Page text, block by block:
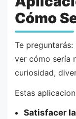
Cómo
Te preguntarás:
ver cómo sería
curiosidad,
Estas
Satisfacer